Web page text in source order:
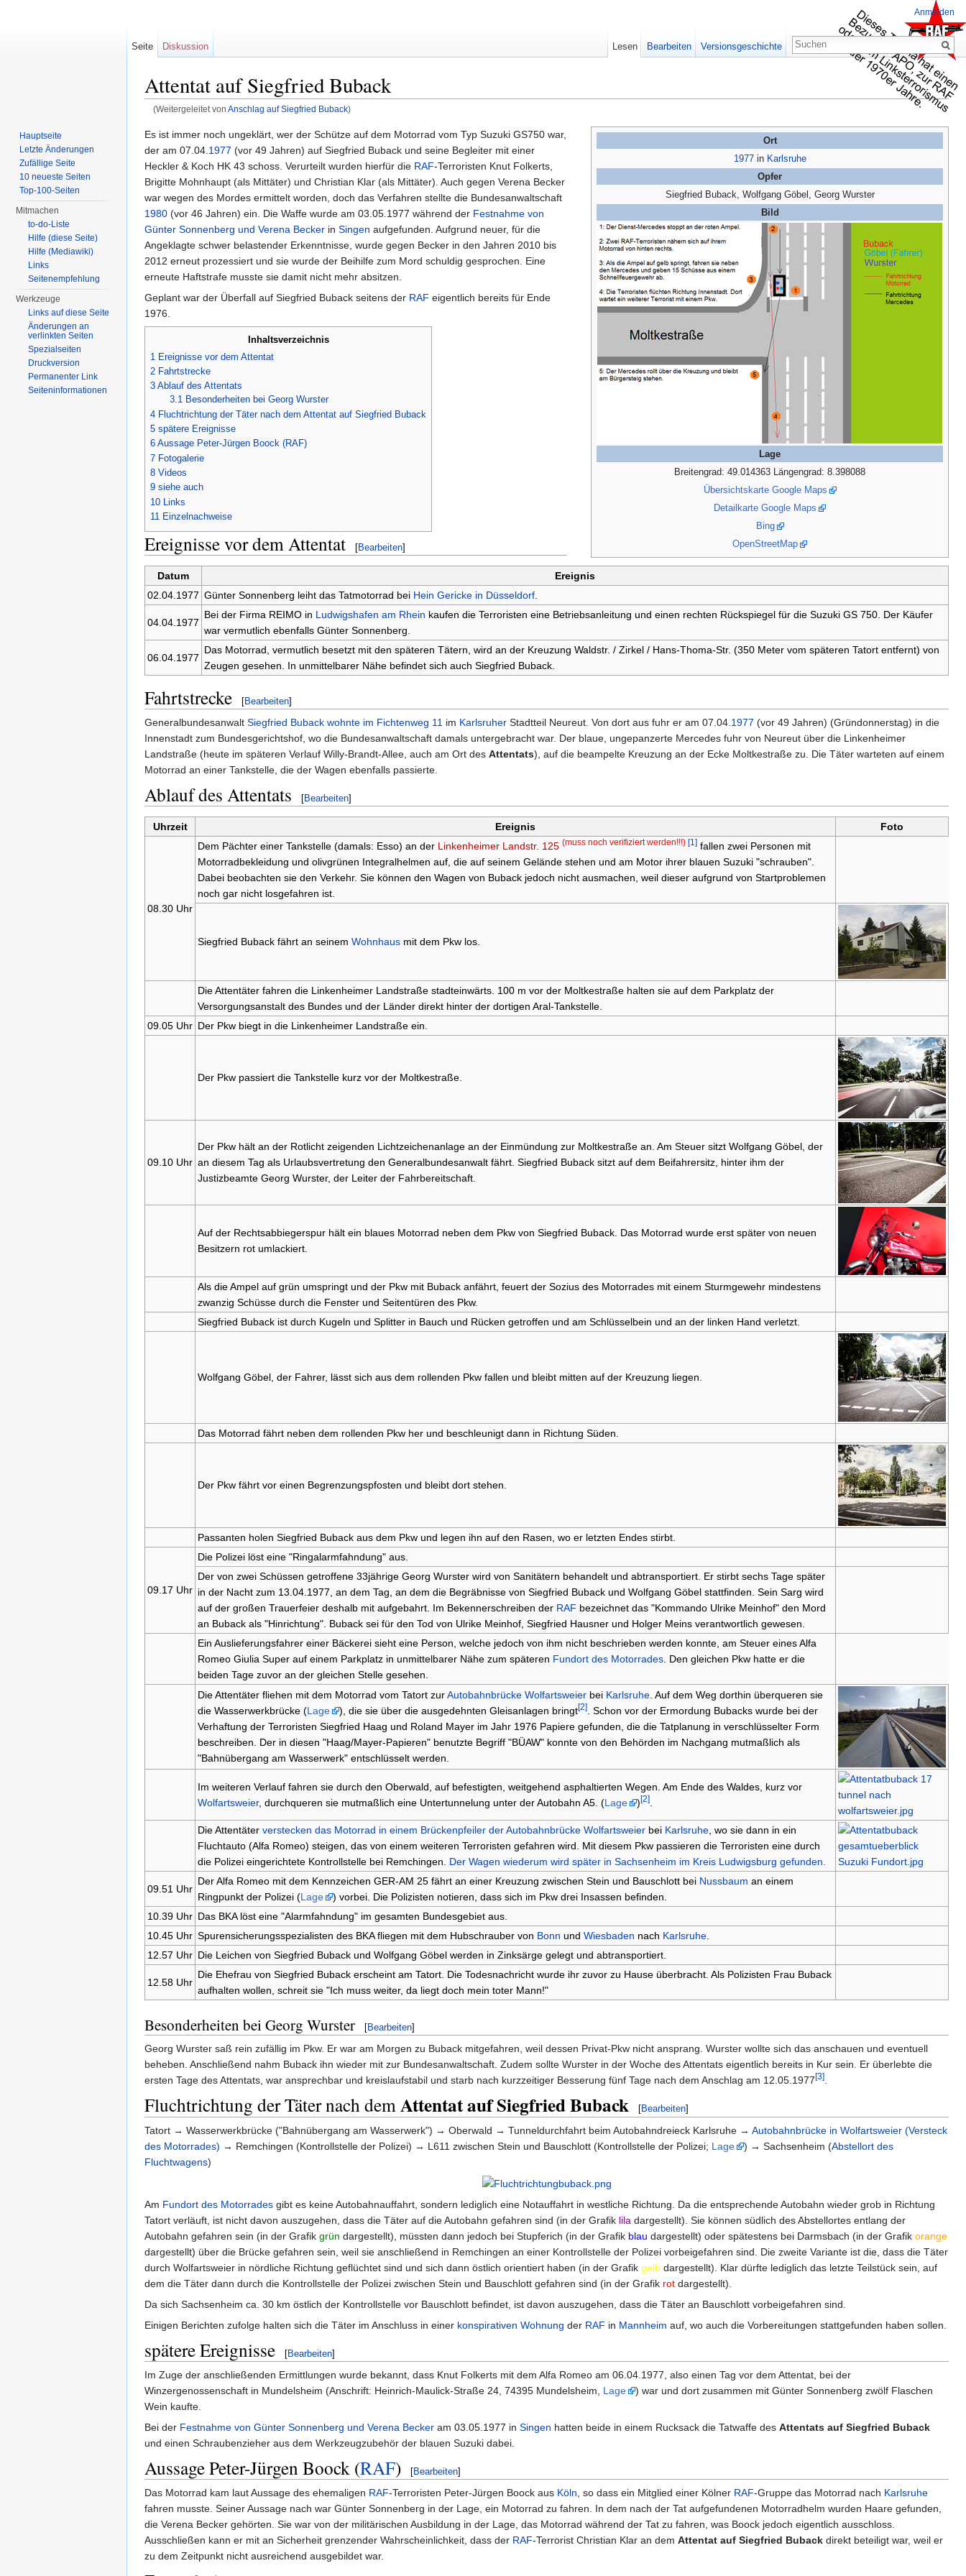
Attentat auf Siegfried Buback
(Weitergeleitet von Anschlag auf Siegfried Buback)
Ort
1977in Karlsruhe
Opfer
Siegfried Buback, Wolfgang Göbel, Georg Wurster
Bild
Lage
Breitengrad: 49.014363 Längengrad: 8.398088
Übersichtskarte Google Maps
Detailkarte Google Maps
Bing
OpenStreetMap
Es ist immer noch ungeklärt, wer der Schütze auf dem Motorrad vom Typ Suzuki GS750 war,
der am 07.04. 1977 (vor 49 Jahren) auf Siegfried Buback und seine Begleiter mit einer
Heckler & Koch HK 43 schoss. Verurteilt wurden hierfür die RAF-Terroristen Knut Folkerts,
Brigitte Mohnhaupt (als Mittäter) und Christian Klar (als Mittäter). Auch gegen Verena Becker
war wegen des Mordes ermittelt worden, doch das Verfahren stellte die Bundesanwaltschaft
1980 (vor 46 Jahren) ein. Die Waffe wurde am 03.05.1977 während der Festnahme von
Günter Sonnenberg und Verena Becker in Singen aufgefunden. Aufgrund neuer, für die
Angeklagte schwer belastender Erkenntnisse, wurde gegen Becker in den Jahren 2010 bis
2012 erneut prozessiert und sie wurde der Beihilfe zum Mord schuldig gesprochen. Eine
erneute Haftstrafe musste sie damit nicht mehr absitzen.
Geplant war der Überfall auf Siegfried Buback seitens der RAF eigentlich bereits für Ende
1976.
Inhaltsverzeichnis
1 Ereignisse vor dem Attentat
2 Fahrtstrecke
3 Ablauf des Attentats
3.1 Besonderheiten bei Georg Wurster
4 Fluchtrichtung der Täter nach dem Attentat auf Siegfried Buback
5 spätere Ereignisse
6 Aussage Peter-Jürgen Boock (RAF)
7 Fotogalerie
8 Videos
9 siehe auch
10 Links
11 Einzelnachweise
Ereignisse vor dem Attentat [Bearbeiten]
Datum
Ereignis
02.04.1977 Günter Sonnenberg leiht das Tatmotorrad bei Hein Gericke in Düsseldorf.
04.04.1977
Bei der Firma REIMO in Ludwigshafen am Rhein kaufen die Terroristen eine Betriebsanleitung und einen rechten Rückspiegel für die Suzuki GS 750. Der Käufer
war vermutlich ebenfalls Günter Sonnenberg.
06.04.1977
Das Motorrad, vermutlich besetzt mit den späteren Tätern, wird an der Kreuzung Waldstr. / Zirkel / Hans-Thoma-Str. (350 Meter vom späteren Tatort entfernt) von
Zeugen gesehen. In unmittelbarer Nähe befindet sich auch Siegfried Buback.
Fahrtstrecke [Bearbeiten]
Generalbundesanwalt Siegfried Buback wohnte im Fichtenweg 11 im Karlsruher Stadtteil Neureut. Von dort aus fuhr er am 07.04. 1977 (vor 49 Jahren) (Gründonnerstag) in die
Innenstadt zum Bundesgerichtshof, wo die Bundesanwaltschaft damals untergebracht war. Der blaue, ungepanzerte Mercedes fuhr von Neureut über die Linkenheimer
Landstraße (heute im späteren Verlauf Willy-Brandt-Allee, auch am Ort des Attentats), auf die beampelte Kreuzung an der Ecke Moltkestraße zu. Die Täter warteten auf einem
Motorrad an einer Tankstelle, die der Wagen ebenfalls passierte.
Ablauf des Attentats [Bearbeiten]
Uhrzeit Ereignis Foto
08.30 Uhr
Dem Pächter einer Tankstelle (damals: Esso) an der Linkenheimer Landstr. 125 (muss noch verifiziert werden!!!) [1]fallen zwei Personen mit
Motorradbekleidung und olivgrünen Integralhelmen auf, die auf seinem Gelände stehen und am Motor ihrer blauen Suzuki "schrauben".
Dabei beobachten sie den Verkehr. Sie können den Wagen von Buback jedoch nicht ausmachen, weil dieser aufgrund von Startproblemen
noch gar nicht losgefahren ist.
Siegfried Buback fährt an seinem Wohnhausmit dem Pkw los.
Die Attentäter fahren die Linkenheimer Landstraße stadteinwärts. 100 m vor der Moltkestraße halten sie auf dem Parkplatz der
Versorgungsanstalt des Bundes und der Länder direkt hinter der dortigen Aral-Tankstelle.
09.05 Uhr Der Pkw biegt in die Linkenheimer Landstraße ein.
Der Pkw passiert die Tankstelle kurz vor der Moltkestraße.
09.10 Uhr
Der Pkw hält an der Rotlicht zeigenden Lichtzeichenanlage an der Einmündung zur Moltkestraße an. Am Steuer sitzt Wolfgang Göbel, der
an diesem Tag als Urlaubsvertretung den Generalbundesanwalt fährt. Siegfried Buback sitzt auf dem Beifahrersitz, hinter ihm der
Justizbeamte Georg Wurster, der Leiter der Fahrbereitschaft.
Auf der Rechtsabbiegerspur hält ein blaues Motorrad neben dem Pkw von Siegfried Buback. Das Motorrad wurde erst später von neuen
Besitzern rot umlackiert.
Als die Ampel auf grün umspringt und der Pkw mit Buback anfährt, feuert der Sozius des Motorrades mit einem Sturmgewehr mindestens
zwanzig Schüsse durch die Fenster und Seitentüren des Pkw.
Siegfried Buback ist durch Kugeln und Splitter in Bauch und Rücken getroffen und am Schlüsselbein und an der linken Hand verletzt.
Wolfgang Göbel, der Fahrer, lässt sich aus dem rollenden Pkw fallen und bleibt mitten auf der Kreuzung liegen.
Das Motorrad fährt neben dem rollenden Pkw her und beschleunigt dann in Richtung Süden.
Der Pkw fährt vor einen Begrenzungspfosten und bleibt dort stehen.
Passanten holen Siegfried Buback aus dem Pkw und legen ihn auf den Rasen, wo er letzten Endes stirbt.
09.17 Uhr
Die Polizei löst eine "Ringalarmfahndung" aus.
Der von zwei Schüssen getroffene 33jährige Georg Wurster wird von Sanitätern behandelt und abtransportiert. Er stirbt sechs Tage später
in der Nacht zum 13.04.1977, an dem Tag, an dem die Begräbnisse von Siegfried Buback und Wolfgang Göbel stattfinden. Sein Sarg wird
auf der großen Trauerfeier deshalb mit aufgebahrt. Im Bekennerschreiben der RAF bezeichnet das "Kommando Ulrike Meinhof" den Mord
an Buback als "Hinrichtung". Buback sei für den Tod von Ulrike Meinhof, Siegfried Hausner und Holger Meins verantwortlich gewesen.
Ein Auslieferungsfahrer einer Bäckerei sieht eine Person, welche jedoch von ihm nicht beschrieben werden konnte, am Steuer eines Alfa
Romeo Giulia Super auf einem Parkplatz in unmittelbarer Nähe zum späteren Fundort des Motorrades. Den gleichen Pkw hatte er die
beiden Tage zuvor an der gleichen Stelle gesehen.
Die Attentäter fliehen mit dem Motorrad vom Tatort zurAutobahnbrücke Wolfartsweierbei Karlsruhe. Auf dem Weg dorthin überqueren sie
die Wasserwerkbrücke (Lage ), die sie über die ausgedehnten Gleisanlagen bringt[2]. Schon vor der Ermordung Bubacks wurde bei der
Verhaftung der Terroristen Siegfried Haag und Roland Mayer im Jahr 1976 Papiere gefunden, die die Tatplanung in verschlüsselter Form
beschreiben. Der in diesen "Haag/Mayer-Papieren" benutzte Begriff "BÜAW" konnte von den Behörden im Nachgang mutmaßlich als
"Bahnübergang am Wasserwerk" entschlüsselt werden.
Im weiteren Verlauf fahren sie durch den Oberwald, auf befestigten, weitgehend asphaltierten Wegen. Am Ende des Waldes, kurz vor
Wolfartsweier, durchqueren sie mutmaßlich eine Untertunnelung unter der Autobahn A5. (Lage )[2].
Die Attentäter verstecken das Motorrad in einem Brückenpfeiler der Autobahnbrücke Wolfartsweierbei Karlsruhe, wo sie dann in ein
Fluchtauto (Alfa Romeo) steigen, das von einem weiteren Terroristen gefahren wird. Mit diesem Pkw passieren die Terroristen eine durch
die Polizei eingerichtete Kontrollstelle bei Remchingen. Der Wagen wiederum wird später in Sachsenheim im Kreis Ludwigsburg gefunden.
09.51 Uhr
Der Alfa Romeo mit dem Kennzeichen GER-AM 25 fährt an einer Kreuzung zwischen Stein und Bauschlott bei Nussbaum an einem
Ringpunkt der Polizei (Lage
) vorbei. Die Polizisten notieren, dass sich im Pkw drei Insassen befinden.
10.39 Uhr Das BKA löst eine "Alarmfahndung" im gesamten Bundesgebiet aus.
10.45 Uhr Spurensicherungsspezialisten des BKA fliegen mit dem Hubschrauber von Bonn und Wiesbaden nach Karlsruhe.
12.57 Uhr Die Leichen von Siegfried Buback und Wolfgang Göbel werden in Zinksärge gelegt und abtransportiert.
12.58 Uhr
Die Ehefrau von Siegfried Buback erscheint am Tatort. Die Todesnachricht wurde ihr zuvor zu Hause überbracht. Als Polizisten Frau Buback
aufhalten wollen, schreit sie "Ich muss weiter, da liegt doch mein toter Mann!"
Besonderheiten bei Georg Wurster [Bearbeiten]
Georg Wurster saß rein zufällig im Pkw. Er war am Morgen zu Buback mitgefahren, weil dessen Privat-Pkw nicht ansprang. Wurster wollte sich das anschauen und eventuell
beheben. Anschließend nahm Buback ihn wieder mit zur Bundesanwaltschaft. Zudem sollte Wurster in der Woche des Attentats eigentlich bereits in Kur sein. Er überlebte die
ersten Tage des Attentats, war ansprechbar und kreislaufstabil und starb nach kurzzeitiger Besserung fünf Tage nach dem Anschlag am 12.05.1977[3]
Fluchtrichtung der Täter nach dem Attentat auf Siegfried Buback [Bearbeiten]
Tatort → Wasserwerkbrücke ("Bahnübergang am Wasserwerk") → Oberwald → Tunneldurchfahrt beim Autobahndreieck Karlsruhe → Autobahnbrücke in Wolfartsweier (Versteck
des Motorrades) → Remchingen (Kontrollstelle der Polizei) → L611 zwischen Stein und Bauschlott (Kontrollstelle der Polizei; Lage ) → Sachsenheim (Abstellort des
Fluchtwagens)
Am Fundort des Motorrades gibt es keine Autobahnauffahrt, sondern lediglich eine Notauffahrt in westliche Richtung. Da die entsprechende Autobahn wieder grob in Richtung
Tatort verläuft, ist nicht davon auszugehen, dass die Täter auf die Autobahn gefahren sind (in der Grafik lila dargestellt). Sie können südlich des Abstellortes entlang der
Autobahn gefahren sein (in der Grafik grün dargestellt), müssten dann jedoch bei Stupferich (in der Grafik blau dargestellt) oder spätestens bei Darmsbach (in der Grafik orange
dargestellt) über die Brücke gefahren sein, weil sie anschließend in Remchingen an einer Kontrollstelle der Polizei vorbeigefahren sind. Die zweite Variante ist die, dass die Täter
durch Wolfartsweier in nördliche Richtung geflüchtet sind und sich dann östlich orientiert haben (in der Grafik gelb dargestellt). Klar dürfte lediglich das letzte Teilstück sein, auf
dem die Täter dann durch die Kontrollstelle der Polizei zwischen Stein und Bauschlott gefahren sind (in der Grafik rot dargestellt).
Da sich Sachsenheim ca. 30 km östlich der Kontrollstelle vor Bauschlott befindet, ist davon auszugehen, dass die Täter an Bauschlott vorbeigefahren sind.
Einigen Berichten zufolge halten sich die Täter im Anschluss in einer konspirativen Wohnung der RAF in Mannheim auf, wo auch die Vorbereitungen stattgefunden haben sollen.
spätere Ereignisse [Bearbeiten]
Im Zuge der anschließenden Ermittlungen wurde bekannt, dass Knut Folkerts mit dem Alfa Romeo am 06.04.1977, also einen Tag vor dem Attentat, bei der
Winzergenossenschaft in Mundelsheim (Anschrift: Heinrich-Maulick-Straße 24, 74395 Mundelsheim, Lage
) war und dort zusammen mit Günter Sonnenberg zwölf Flaschen
Wein kaufte.
Bei der Festnahme von Günter Sonnenberg und Verena Becker am 03.05.1977 in Singen hatten beide in einem Rucksack die Tatwaffe des Attentats auf Siegfried Buback
und einen Schraubenzieher aus dem Werkzeugzubehör der blauen Suzuki dabei.
Aussage Peter-Jürgen Boock (RAF) [Bearbeiten]
Das Motorrad kam laut Aussage des ehemaligen RAF-Terroristen Peter-Jürgen Boock aus Köln , so dass ein Mitglied einer Kölner RAF-Gruppe das Motorrad nach Karlsruhe
fahren musste. Seiner Aussage nach war Günter Sonnenberg in der Lage, ein Motorrad zu fahren. In dem nach der Tat aufgefundenen Motorradhelm wurden Haare gefunden,
die Verena Becker gehörten. Sie war von der militärischen Ausbildung in der Lage, das Motorrad während der Tat zu fahren, was Boock jedoch eigentlich ausschloss.
Ausschließen kann er mit an Sicherheit grenzender Wahrscheinlichkeit, dass der RAF-Terrorist Christian Klar an dem Attentat auf Siegfried Buback direkt beteiligt war, weil er
zu dem Zeitpunkt nicht ausreichend ausgebildet war.
Anmelden
Seite Diskussion Lesen Bearbeiten Versionsgeschichte
Hauptseite
Letzte Änderungen
Zufällige Seite
10 neueste Seiten
Top-100-Seiten
Mitmachen
to-do-Liste
Hilfe (diese Seite)
Hilfe (Mediawiki)
Links
Seitenempfehlung
Werkzeuge
Links auf diese Seite
Änderungen an
verlinkten Seiten
Spezialseiten
Druckversion
Permanenter Link
Seiteninformationen